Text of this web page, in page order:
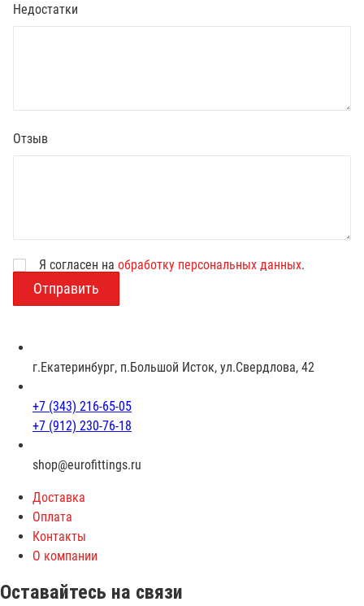
Недостатки
Отзыв
з
Я согласен на обработку персональных данных.
г.Екатеринбург, п.Большой Исток, ул.Свердлова, 42
+7 (343) 216-65-05
+7 (912) 230-76-18
shop@eurofittings.ru
Доставка
Оплата
Контакты
О компании
Оставайтесь на связи